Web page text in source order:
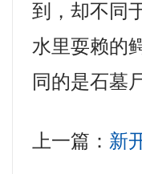
到，却不同
水里耍赖的
同的是石墓
上一篇： 新